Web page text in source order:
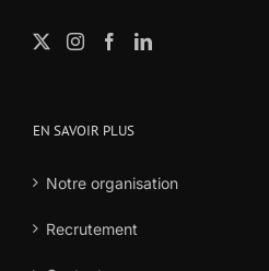
EN SAVOIR PLUS
Notre organisation
Recrutement